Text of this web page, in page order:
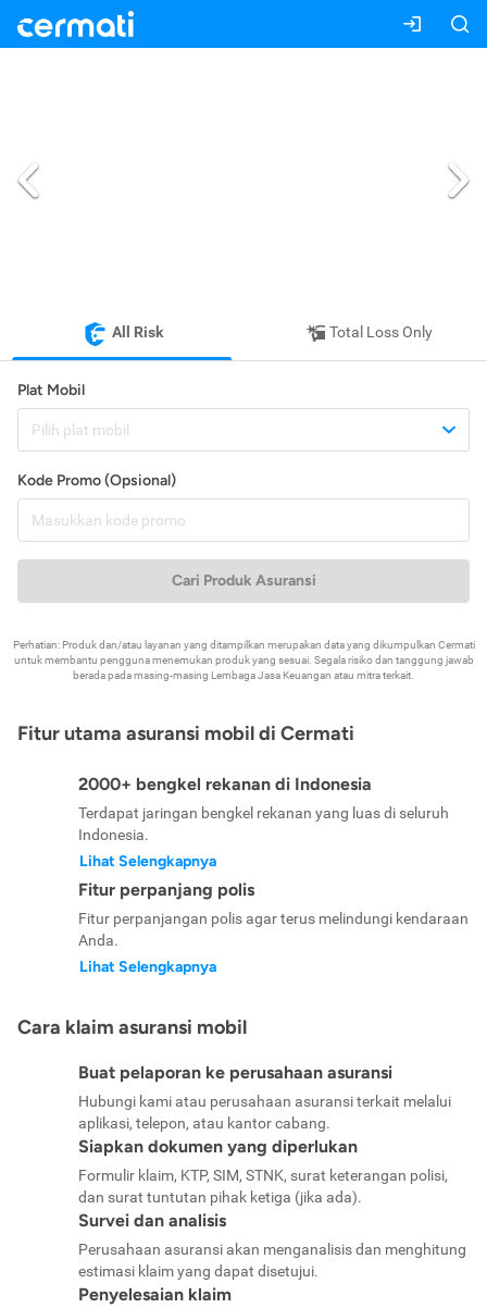
All Risk Total Loss Only
Plat Mobil
Pilih plat mobil
Kode Promo (Opsional)
Cari Produk Asuransi
Perhatian: Produk dan/atau layanan yang ditampilkan merupakan data yang dikumpulkan Cermati
untuk membantu pengguna menemukan produk yang sesuai. Segala risiko dan tanggung jawab
berada pada masing-masing Lembaga Jasa Keuangan atau mitra terkait.
Fitur utama asuransi mobil di Cermati
2000+ bengkel rekanan di Indonesia
Terdapat jaringan bengkel rekanan yang luas di seluruh
Indonesia.
Lihat Selengkapnya
Fitur perpanjang polis
Fitur perpanjangan polis agar terus melindungi kendaraan
Anda.
Lihat Selengkapnya
Cara klaim asuransi mobil
Buat pelaporan ke perusahaan asuransi
Hubungi kami atau perusahaan asuransi terkait melalui
aplikasi, telepon, atau kantor cabang.
Siapkan dokumen yang diperlukan
Formulir klaim, KTP, SIM, STNK, surat keterangan polisi,
dan surat tuntutan pihak ketiga (jika ada).
Survei dan analisis
Perusahaan asuransi akan menganalisis dan menghitung
estimasi klaim yang dapat disetujui.
Penyelesaian klaim